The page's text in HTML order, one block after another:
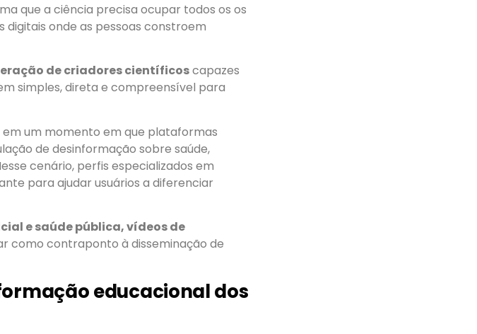
que a ciência precisa ocupar todos os os
digitais onde as pessoas constroem
de criadores científicoscapazes
simples, direta e compreensível para
um momento em que plataformas
de desinformação sobre saúde,
cenário, perfis especializados em
para ajudar usuários a diferenciar
e saúde pública, vídeos de
como contraponto à disseminação de
educacional dos